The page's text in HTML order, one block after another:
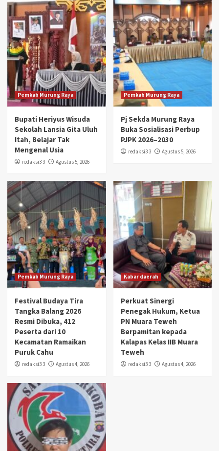
Pemkab Murung Raya
Bupati Heriyus Wisuda
Sekolah Lansia Gita Uluh
Itah, Belajar Tak
Mengenal Usia
redaksi3 3 Agustus 5, 2026
Pemkab Murung Raya
Pj Sekda Murung Raya
Buka Sosialisasi Perbup
PJPK 2026–2030
redaksi3 3 Agustus 5, 2026
Pemkab Murung Raya
Festival Budaya Tira
Tangka Balang 2026
Resmi Dibuka, 412
Peserta dari 10
Kecamatan Ramaikan
Puruk Cahu
redaksi3 3 Agustus 4, 2026
Kabar daerah
Perkuat Sinergi
Penegak Hukum, Ketua
PN Muara Teweh
Berpamitan kepada
Kalapas Kelas IIB Muara
Teweh
redaksi3 3 Agustus 4, 2026